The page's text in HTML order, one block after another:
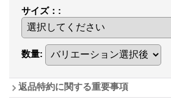
サイズ： :
数量:
返品特約に関する重要事項